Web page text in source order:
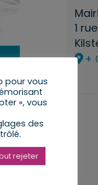
1
+
pour vous
», vous
des
rejeter